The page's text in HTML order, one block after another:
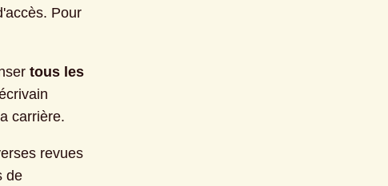
Pour
tous les
carrière.
revues
de